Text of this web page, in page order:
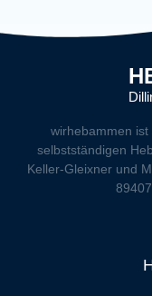
wirhebammen ist
selbstständigen
Keller-Gleixner und